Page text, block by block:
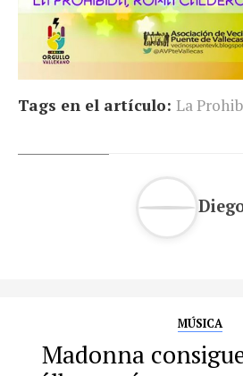
Tags en el artículo: La
MÚSICA
Madonna